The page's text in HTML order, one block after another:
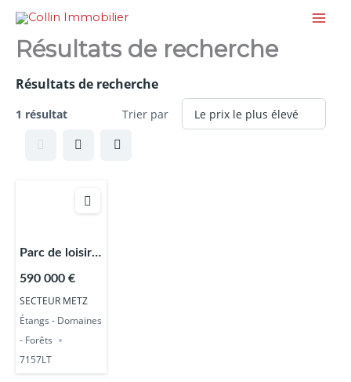
Aller
contenu
Résultats de recherche
Résultats de recherche
1 résultat Trier par
Parc de loisirs
sur 5 ha
590 000 €
SECTEUR METZ
Étangs - Domaines
- Forêts
7157LT